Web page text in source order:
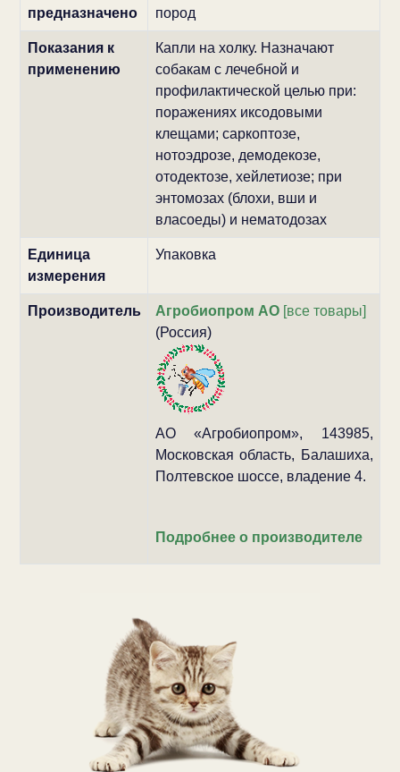
предназначено
пород
Показания к
применению
Капли на холку. Назначают
собакам с лечебной и
профилактической целью при:
поражениях иксодовыми
клещами; саркоптозе,
нотоэдрозе, демодекозе,
отодектозе, хейлетиозе; при
энтомозах (блохи, вши и
власоеды) и нематодозах
Единица
измерения
Упаковка
Производитель Агробиопром АО[все товары]
(Россия)
АО «Агробиопром», 143985,
Московская область, Балашиха,
Полтевское шоссе, владение 4.
Подробнее о производителе